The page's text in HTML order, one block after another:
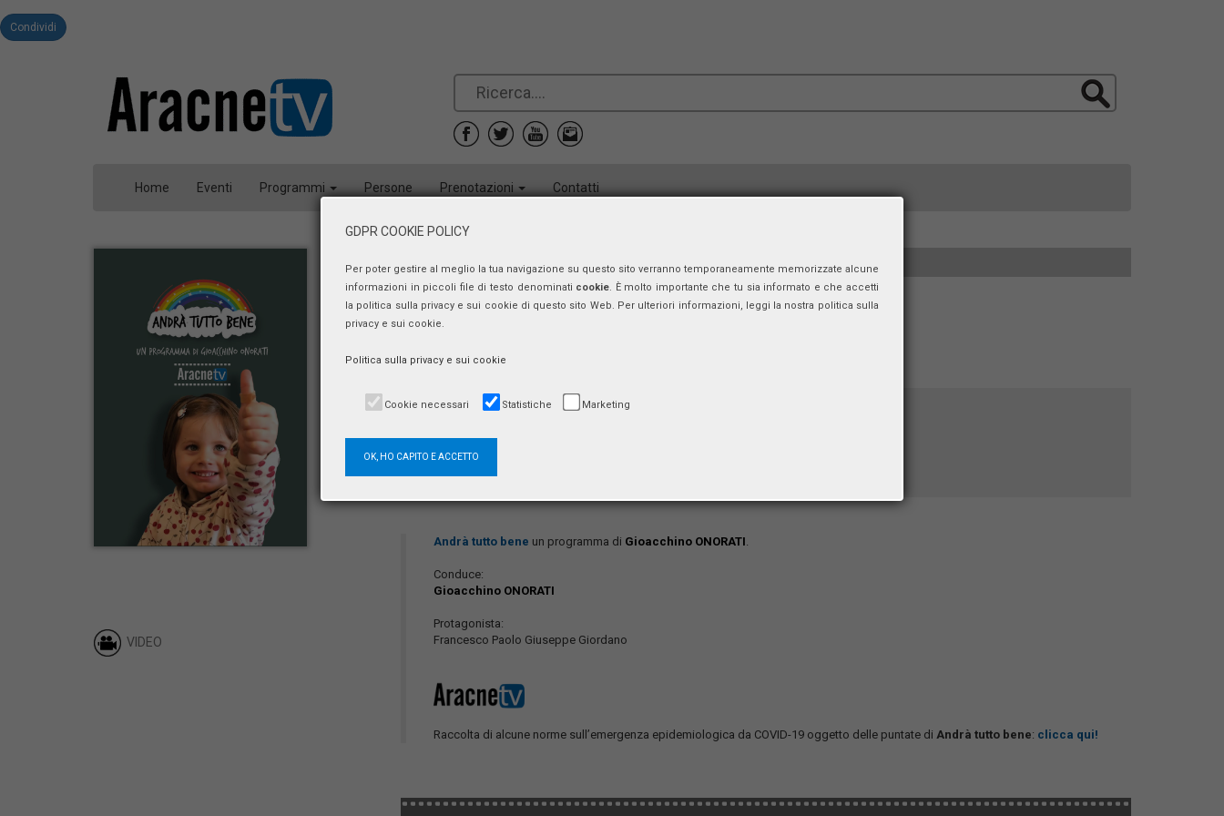
Condividi
Home Eventi Programmi Persone Prenotazioni Contatti
VIDEO
Andrà tutto bene – Puntata n. 31
Francesco Paolo GIORDANO
Studi AracneTv
Andrà tutto bene un programma di Gioacchino ONORATI.
Conduce:
Gioacchino ONORATI
Protagonista:
Francesco Paolo Giuseppe Giordano
Raccolta di alcune norme sull’emergenza epidemiologica da COVID-19 oggetto delle puntate di Andrà tutto bene: clicca qui!
GDPR COOKIE POLICY
Per poter gestire al meglio la tua navigazione su questo sito verranno temporaneamente memorizzate alcune
informazioni in piccoli file di testo denominati cookie. È molto importante che tu sia informato e che accetti
la politica sulla privacy e sui cookie di questo sito Web. Per ulteriori informazioni, leggi la nostra politica sulla
privacy e sui cookie.
Politica sulla privacy e sui cookie
Cookie necessari Statistiche Marketing
OK, HO CAPITO E ACCETTO